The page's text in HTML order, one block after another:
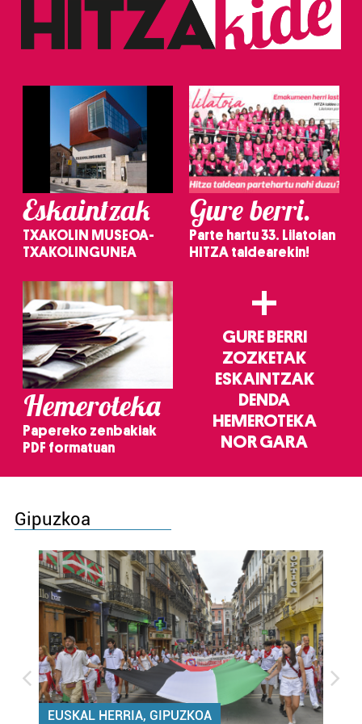
erabiltzeko baimen esplizitua ematen diguzu. Gehiago
Eskaintzak
TXAKOLIN MUSEOA-
TXAKOLINGUNEA
Gure berri.
Parte hartu 33. Lilatoian
HITZA taldearekin!
Hemeroteka
Papereko zenbakiak
PDF formatuan
+
GURE BERRI
ZOZKETAK
ESKAINTZAK
DENDA
HEMEROTEKA
NOR GARA
Gipuzkoa
EUSKAL HERRIA, GIPUZKOA